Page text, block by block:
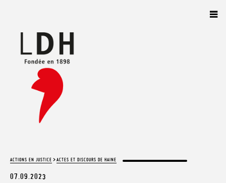
ACTIONS EN JUSTICE >ACTES ET DISCOURS DE HAINE
07.09.2023